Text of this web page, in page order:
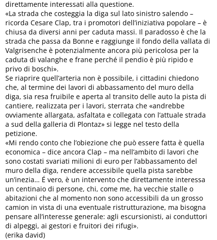
direttamente interessati alla questione.
«La strada che costeggia la diga sul lato sinistro salendo –
ricorda Cesare Clap, tra i promotori dell’iniziativa popolare – è
chiusa da diversi anni per caduta massi. Il paradosso è che la
strada che passa da Bonne e raggiunge il fondo della vallata di
Valgrisenche è potenzialmente ancora più pericolosa per la
caduta di valanghe e frane perché il pendio è più ripido e
privo di boschi».
Se riaprire quell’arteria non è possibile, i cittadini chiedono
che, al termine dei lavori di abbassamento del muro della
diga, sia resa fruibile e aperta al transito delle auto la pista di
cantiere, realizzata per i lavori, sterrata che «andrebbe
ovviamente allargata, asfaltata e collegata con l’attuale strada
a sud della galleria di Plontaz» si legge nel testo della
petizione.
«Mi rendo conto che l’obiezione che può essere fatta è quella
economica – dice ancora Clap – ma nell’ambito di lavori che
sono costati svariati milioni di euro per l’abbassamento del
muro della diga, rendere accessibile quella pista sarebbe
un’inezia… É vero, è un intervento che direttamente interessa
un centinaio di persone, chi, come me, ha vecchie stalle o
abitazioni che al momento non sono accessibili da un grosso
camion in vista di una eventuale ristrutturazione, ma bisogna
pensare all’interesse generale: agli escursionisti, ai conduttori
di alpeggi, ai gestori e fruitori dei rifugi».
(erika david)